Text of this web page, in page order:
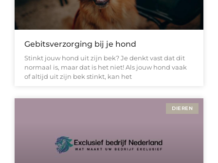
Gebitsverzorging bij je hond
Stinkt jouw hond uit zijn bek? Je denkt vast dat dit
normaal is, maar dat is het niet! Als jouw hond vaak
of altijd uit zijn bek stinkt, kan het
DIEREN